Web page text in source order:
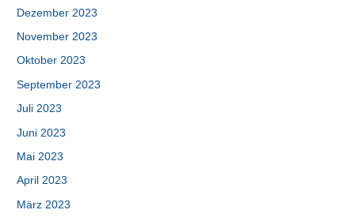
Dezember 2023
November 2023
Oktober 2023
September 2023
Juli 2023
Juni 2023
Mai 2023
April 2023
März 2023